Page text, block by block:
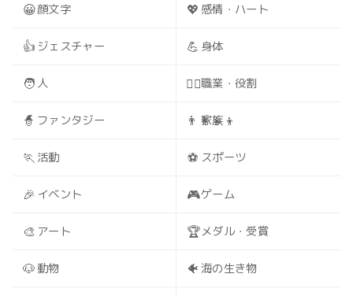
😀顔文字 💖 感情・ハート
👍 ジェスチャー 💪 身体
🧑 人 🧑‍⚕️職業・役割
🧙 ファンタジー 👨‍👩‍👧‍👦
家族
🏃 活動 ⚽ スポーツ
🎉 イベント 🎮ゲーム
🎨 アート 🏆メダル・受賞
🐶 動物 🐠 海の生き物